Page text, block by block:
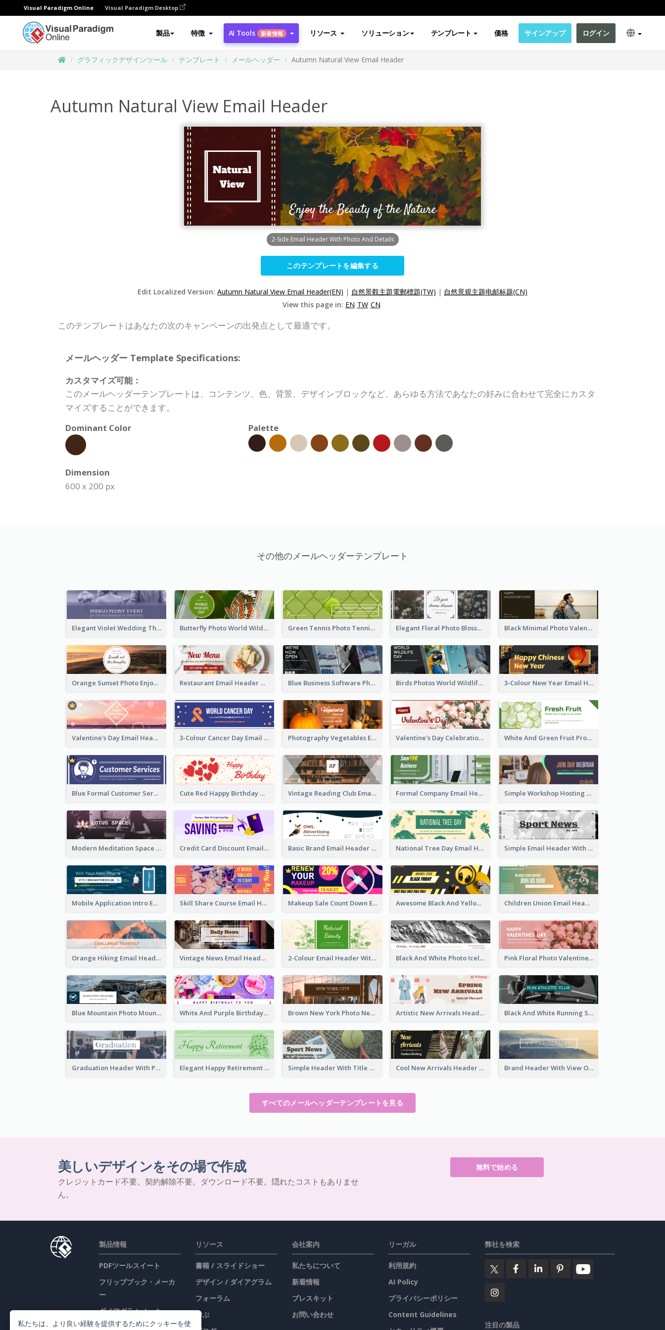
Visual Paradigm Online Visual Paradigm Desktop
製品 特徴 AI Tools 新着情報 リソース ソリューション テンプレート 価格 サインアップ ログイン
グラフィックデザインツール テンプレート メールヘッダー Autumn Natural View Email Header
Autumn Natural View Email Header
2-Side Email Header With Photo And Details
このテンプレートを編集する
Edit Localized Version: Autumn Natural View Email Header(EN) | 自然景觀主題電郵標題(TW) | 自然景观主题电邮标题(CN)
View this page in: EN TW CN
このテンプレートはあなたの次のキャンペーンの出発点として最適です。
メールヘッダー Template Specifications:
カスタマイズ可能：
このメールヘッダーテンプレートは、コンテンツ、色、背景、デザインブロックなど、あらゆる方法であなたの好みに合わせて完全にカスタ
マイズすることができます。
Dominant Color
Palette
Dimension
600 x 200 px
その他のメールヘッダーテンプレート
Elegant Violet Wedding Theme Email Header Design Butterfly Photo World Wildlife Day Email Header Green Tennis Photo Tennis Tournament Email Header Elegant Floral Photo Blossom Spring Email Header Black Minimal Photo Valentines Day Email Heade
Orange Sunset Photo Enjoy Sunset Email Header Restaurant Email Header With Photo Of Meal Blue Business Software Photo Email Header Birds Photos World Wildlife Day Email Header 3-Colour New Year Email Header
Valentine's Day Email Header With Photo In Warm Colour Tone 3-Colour Cancer Day Email Header Photography Vegetables Email Header Of Discount Event Valentine's Day Celebration Email Header White And Green Fruit Promotion Email Header
Blue Formal Customer Services Email Header Cute Red Happy Birthday Hand-drawing Style Email Header Vintage Reading Club Email Header With White Decoration Formal Company Email Header In Green Colour Tone Simple Workshop Hosting Email Header Design
Modern Meditation Space Email Header Design Credit Card Discount Email Header Basic Brand Email Header With Information National Tree Day Email Header Simple Email Header With Clear Title
Mobile Application Intro Email Header Skill Share Course Email Header Makeup Sale Count Down Email Header Awesome Black And Yellow Headphone Promotion Header Design Children Union Email Header
Orange Hiking Email Header For Sport Equipment Store Vintage News Email Header 2-Colour Email Header With Floral Theme Black And White Photo Iceland Travel Email Header Pink Floral Photo Valentines Day Email Header
Blue Mountain Photo Mountain Climb Email Header White And Purple Birthday Email Header Brown New York Photo New York City Email Header Artistic New Arrivals Header In Pink Colour Tone Black And White Running Sports Email Header
Graduation Header With Photo Elegant Happy Retirement Header Simple Header With Title And Number Cool New Arrivals Header With photos Brand Header With View Of Mountain
すべてのメールヘッダーテンプレートを見る
美しいデザインをその場で作成
クレジットカード不要。契約解除不要。ダウンロード不要。隠れたコストもありませ
ん。
無料で始める
製品情報
PDFツールスイート
フリップブック・メーカ
ー
ダイアグラムメーカー
グラフィックデザインツ
リソース
書籍 / スライドショー
デザイン / ダイアグラム
フォーラム
学ぶ
会社案内
私たちについて
新着情報
プレスキット
お問い合わせ
リーガル
利用規約
AI Policy
プライバシーポリシー
Content Guidelines
弊社を検索
注目の製品
私たちは、より良い経験を提供するためにクッキーを使